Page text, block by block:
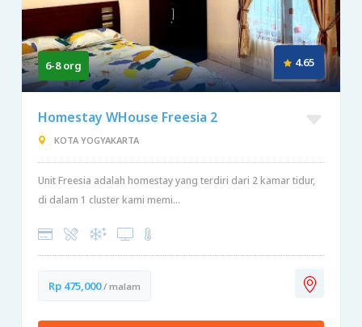
6-8 org 4.65
Homestay WHouse Freesia 2
KOTA YOGYAKARTA
Unit Freesia adalah homestay yang terdiri dari 2 kamar tidur,
di dalam 1 cluster kami memi...
Rp 475,000/ malam